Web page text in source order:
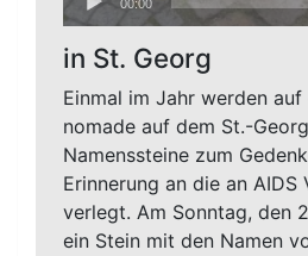
Player
00:00
in St. Georg
Einmal im Jahr werden
nomade auf dem St.-
Namenssteine zum
Erinnerung an die an AIDS
verlegt. Am Sonntag, den
ein Stein mit den Namen